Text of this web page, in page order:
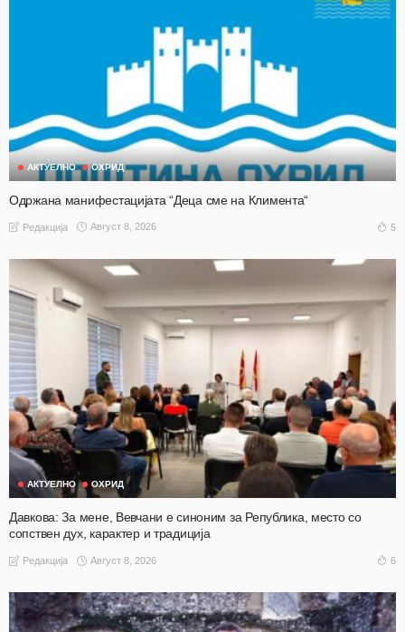
АКТУЕЛНО ОХРИД
Одржана манифестацијата “Деца сме на Климента“
Редакција Август 8, 2026 5
АКТУЕЛНО ОХРИД
Давкова: За мене, Вевчани е синоним за Република, место со
сопствен дух, карактер и традиција
Редакција Август 8, 2026 6